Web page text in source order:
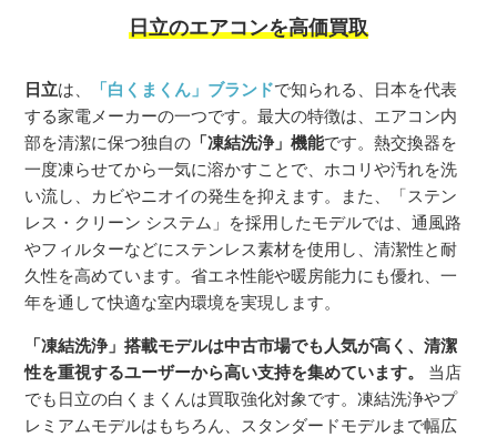
日立のエアコンを高価買取
日立は、 「白くまくん」ブランドで知られる、日本を代表
する家電メーカーの一つです。最大の特徴は、エアコン内
部を清潔に保つ独自の 「凍結洗浄」機能です。熱交換器を
一度凍らせてから一気に溶かすことで、ホコリや汚れを洗
い流し、カビやニオイの発生を抑えます。また、「ステン
レス・クリーン システム」を採用したモデルでは、通風路
やフィルターなどにステンレス素材を使用し、清潔性と耐
久性を高めています。省エネ性能や暖房能力にも優れ、一
年を通して快適な室内環境を実現します。
「凍結洗浄」搭載モデルは中古市場でも人気が高く、清潔
性を重視するユーザーから高い支持を集めています。
当店
でも日立の白くまくんは買取強化対象です。凍結洗浄やプ
レミアムモデルはもちろん、スタンダードモデルまで幅広